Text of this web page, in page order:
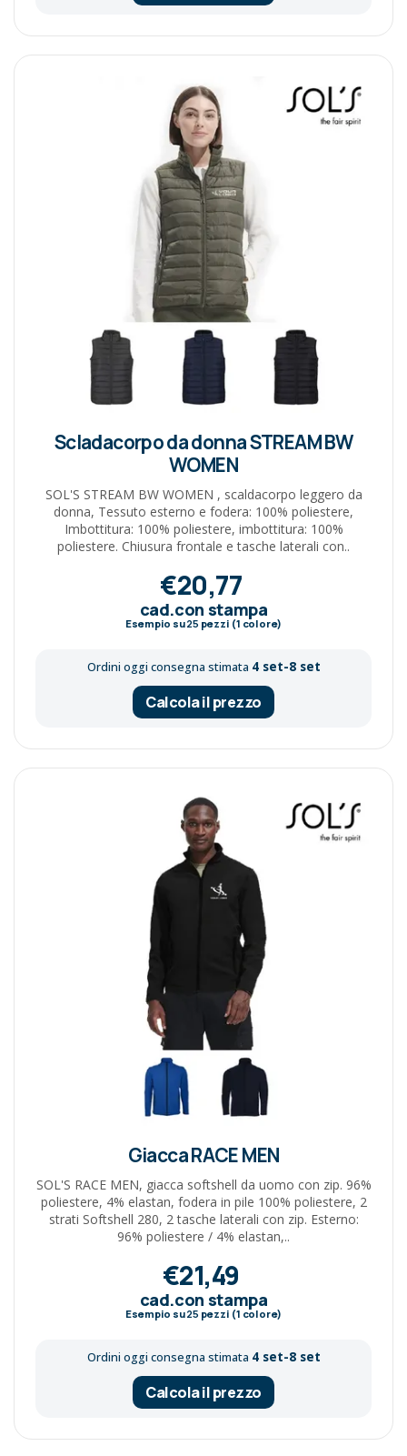
Scladacorpo da donna STREAM BW
WOMEN
SOL'S STREAM BW WOMEN , scaldacorpo leggero da
donna, Tessuto esterno e fodera: 100% poliestere,
Imbottitura: 100% poliestere, imbottitura: 100%
poliestere. Chiusura frontale e tasche laterali con..
€20,77
cad.con stampa
Esempio su25 pezzi (1 colore)
Ordini oggi consegna stimata 4 set-8 set
Calcola il prezzo
Giacca RACE MEN
SOL'S RACE MEN, giacca softshell da uomo con zip. 96%
poliestere, 4% elastan, fodera in pile 100% poliestere, 2
strati Softshell 280, 2 tasche laterali con zip. Esterno:
96% poliestere / 4% elastan,..
€21,49
cad.con stampa
Esempio su25 pezzi (1 colore)
Ordini oggi consegna stimata 4 set-8 set
Calcola il prezzo